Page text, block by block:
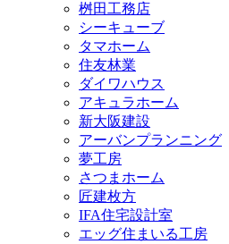
桝田工務店
シーキューブ
タマホーム
住友林業
ダイワハウス
アキュラホーム
新大阪建設
アーバンプランニング
夢工房
さつまホーム
匠建枚方
IFA住宅設計室
エッグ住まいる工房